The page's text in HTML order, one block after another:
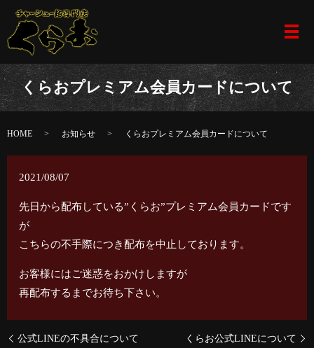
メ
くらおプレミアム会員カードについて
HOME お知らせ くらおプレミアム会員カードについて
2021/08/07
先日から配布している”くらお”プレミアム会員カードです
が
こちらの不手際につき配布を中止しております。
お客様にはご迷惑をおかけしますが
再配布するまでお待ち下さい。
公式LINEの不具合について くらお公式LINEについて